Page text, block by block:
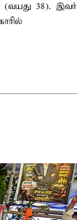
38). இவர்